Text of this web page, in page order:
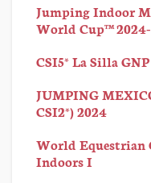
Jumping Indoor
World Cup™
CSI5* La Silla
JUMPING
CSI2*) 2024
World Equestrian
Indoors I